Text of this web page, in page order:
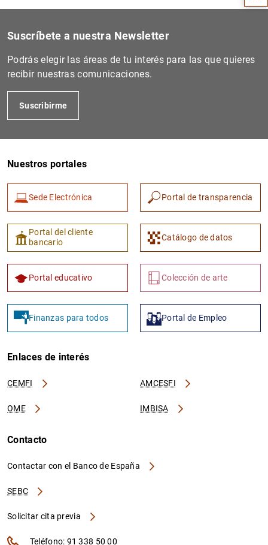
Suscríbete a nuestra Newsletter
Podrás elegir las áreas de tu interés para las que quieres
recibir nuestras comunicaciones.
Suscribirme
Nuestros portales
Sede Electrónica Portal de transparencia
Portal del cliente
bancario
Catálogo de datos
Portal educativo Colección de arte
Finanzas para todos Portal de Empleo
Enlaces de interés
CEMFI AMCESFI
OME IMBISA
Contacto
Contactar con el Banco de España
SEBC
Solicitar cita previa
Teléfono: 91 338 50 00